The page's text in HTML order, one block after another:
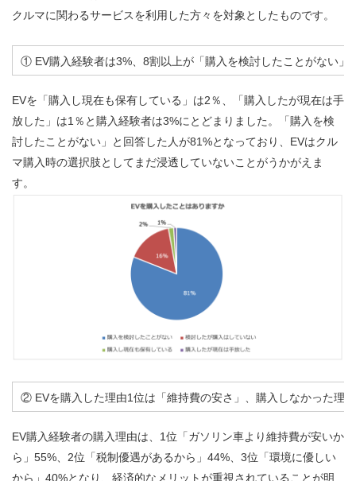
クルマに関わるサービスを利用した方々を対象としたものです。
① EV購入経験者は3%、8割以上が「購入を検討したことがない」
EVを「購入し現在も保有している」は2％、「購入したが現在は手
放した」は1％と購入経験者は3%にとどまりました。「購入を検
討したことがない」と回答した人が81%となっており、EVはクル
マ購入時の選択肢としてまだ浸透していないことがうかがえま
す。
② EVを購入した理由1位は「維持費の安さ」、購入しなかった理
EV購入経験者の購入理由は、1位「ガソリン車より維持費が安いか
ら」55%、2位「税制優遇があるから」44%、3位「環境に優しい
から」40%となり、経済的なメリットが重視されていることが明